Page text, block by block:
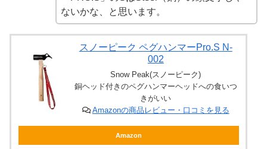
ないかな、と思います。
スノーピーク ペグハンマーPro.S N-
002
Snow Peak(スノーピーク)
銅ヘッド付きのペグハンマーヘッドへの食いつ
きがいい
Amazonの商品レビュー・口コミを見る
Amazon